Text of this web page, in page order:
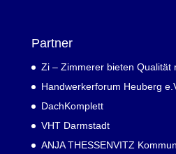
Partner
Zi – Zimmerer bieten Qualität
Handwerkerforum Heuberg
DachKomplett
VHT Darmstadt
ANJA THESSENVITZ